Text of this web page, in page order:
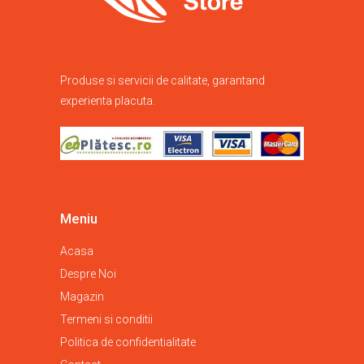
Produse si servicii de calitate, garantand
experienta placuta.
Meniu
Acasa
Despre Noi
Magazin
Termeni si conditii
Politica de confidentialitate